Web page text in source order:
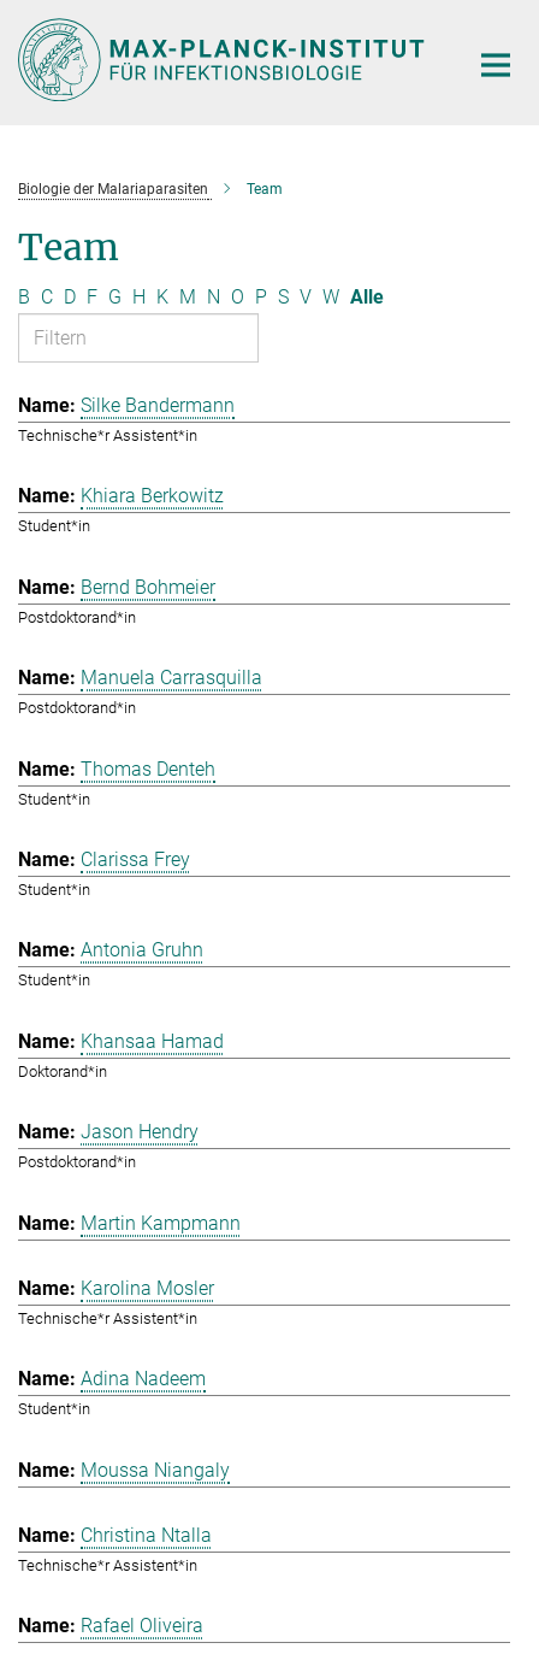
Hauptinhalt
Biologie der Malariaparasiten Team
Team
B C D F G H K M N O P S V W Alle
Silke Bandermann
Technische*r Assistent*in
Khiara Berkowitz
Student*in
Bernd Bohmeier
Postdoktorand*in
Manuela Carrasquilla
Postdoktorand*in
Thomas Denteh
Student*in
Clarissa Frey
Student*in
Antonia Gruhn
Student*in
Khansaa Hamad
Doktorand*in
Jason Hendry
Postdoktorand*in
Martin Kampmann
Karolina Mosler
Technische*r Assistent*in
Adina Nadeem
Student*in
Moussa Niangaly
Christina Ntalla
Technische*r Assistent*in
Rafael Oliveira